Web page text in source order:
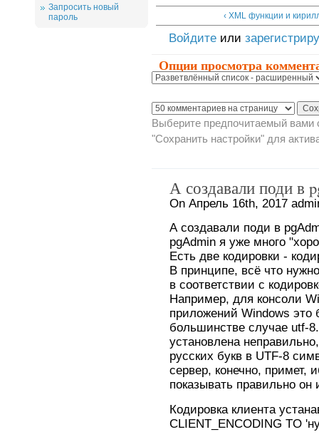
Запросить новый
пароль
‹ XML функции и
Войдитеили
Опции просмотра
Выберите предпочитаемый вами
"Сохранить настройки" для
А создавали поди в
On Апрель 16th, 2017
А создавали поди в
pgAdmin я уже много
Есть две кодировки -
В принципе, всё что
в соответствии с
Например, для консоли
приложений Windows это
большинстве случае utf-
установлена
русских букв в UTF-8
сервер, конечно, примет,
показывать правильно он
Кодировка клиента
CLIENT_ENCODING TO